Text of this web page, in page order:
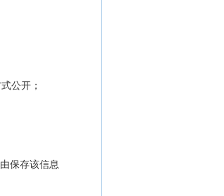
公开；
保存该信息